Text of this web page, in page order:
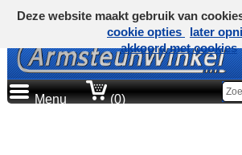
Menu (0)
Deze website maakt gebruik van
cookie opties
later
akkoord met cookies